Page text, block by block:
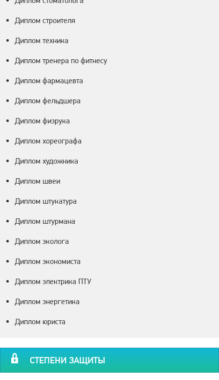
Диплом строителя
Диплом техника
Диплом тренера по фитнесу
Диплом фармацевта
Диплом фельдшера
Диплом физрука
Диплом хореографа
Диплом художника
Диплом швеи
Диплом штукатура
Диплом штурмана
Диплом эколога
Диплом экономиста
Диплом электрика ПТУ
Диплом энергетика
Диплом юриста
СТЕПЕНИ ЗАЩИТЫ